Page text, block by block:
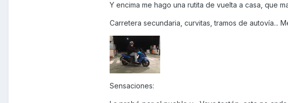
Y encima me hago una rutita de vuelta a casa, que
Carretera secundaria, curvitas, tramos de autovía...
Sensaciones: